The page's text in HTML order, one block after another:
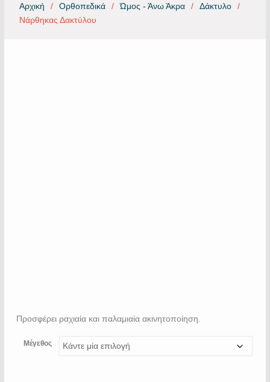
Αρχική Ορθοπεδικά Ώμος - Άνω Άκρα
Δάκτυλο
Νάρθηκας Δακτύλου
Προσφέρει ραχιαία και παλαμιαία ακινητοποίηση.
Μέγεθος